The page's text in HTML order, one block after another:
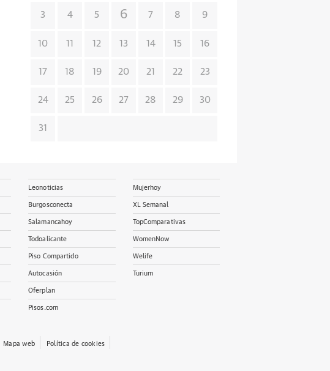
3 4 5 6 7 8 9
10 11 12 13 14 15 16
17 18 19 20 21 22 23
24 25 26 27 28 29 30
31
Leonoticias
Burgosconecta
Salamancahoy
Todoalicante
Piso Compartido
Autocasión
Oferplan
Pisos.com
Mujerhoy
XL Semanal
TopComparativas
WomenNow
Welife
Turium
Mapa web Política de cookies